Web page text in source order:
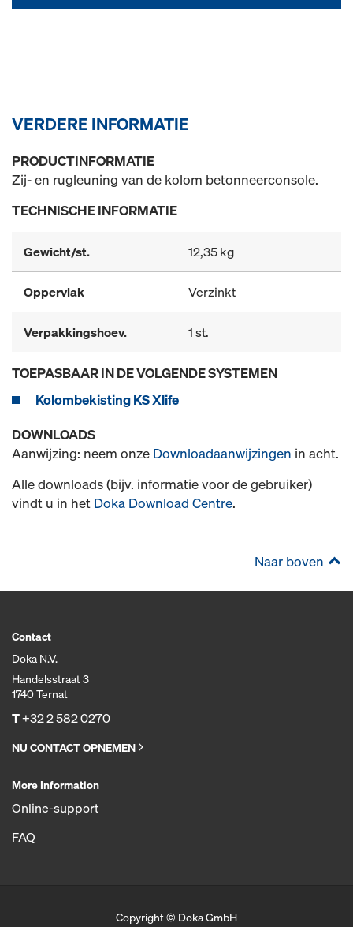
VERDERE INFORMATIE
PRODUCTINFORMATIE
Zij- en rugleuning van de kolom betonneerconsole.
TECHNISCHE INFORMATIE
Gewicht/st. 12,35 kg
Oppervlak Verzinkt
Verpakkingshoev. 1 st.
TOEPASBAAR IN DE VOLGENDE SYSTEMEN
Kolombekisting KS Xlife
DOWNLOADS
Aanwijzing: neem onze Downloadaanwijzingen in acht.
Alle downloads (bijv. informatie voor de gebruiker)
vindt u in het Doka Download Centre.
Naar boven
Contact
Doka N.V.
Handelsstraat 3
1740 Ternat
T+32 2 582 0270
NU CONTACT OPNEMEN
More Information
Online-support
FAQ
Copyright © Doka GmbH